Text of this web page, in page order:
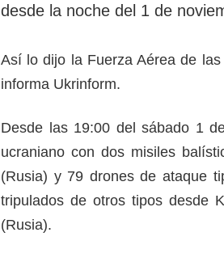
desde la noche del 1 de
Así lo dijo la Fuerza Aérea de
informa Ukrinform.
Desde las 19:00 del sábado 1
ucraniano con dos misiles
(Rusia) y 79 drones de ataque
tripulados de otros tipos desde
(Rusia).